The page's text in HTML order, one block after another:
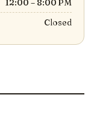
12:00 – 8:00 PM
Closed